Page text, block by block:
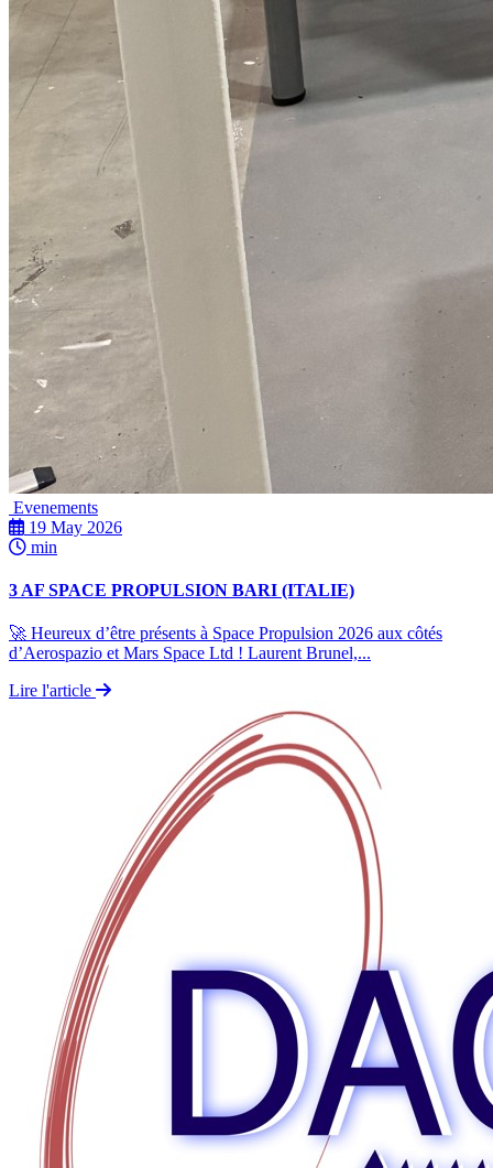
Evenements
19 May 2026
min
3 AF SPACE PROPULSION BARI (ITALIE)
🚀 Heureux d’être présents à Space Propulsion 2026 aux côtés
d’Aerospazio et Mars Space Ltd ! Laurent Brunel,...
Lire l'article